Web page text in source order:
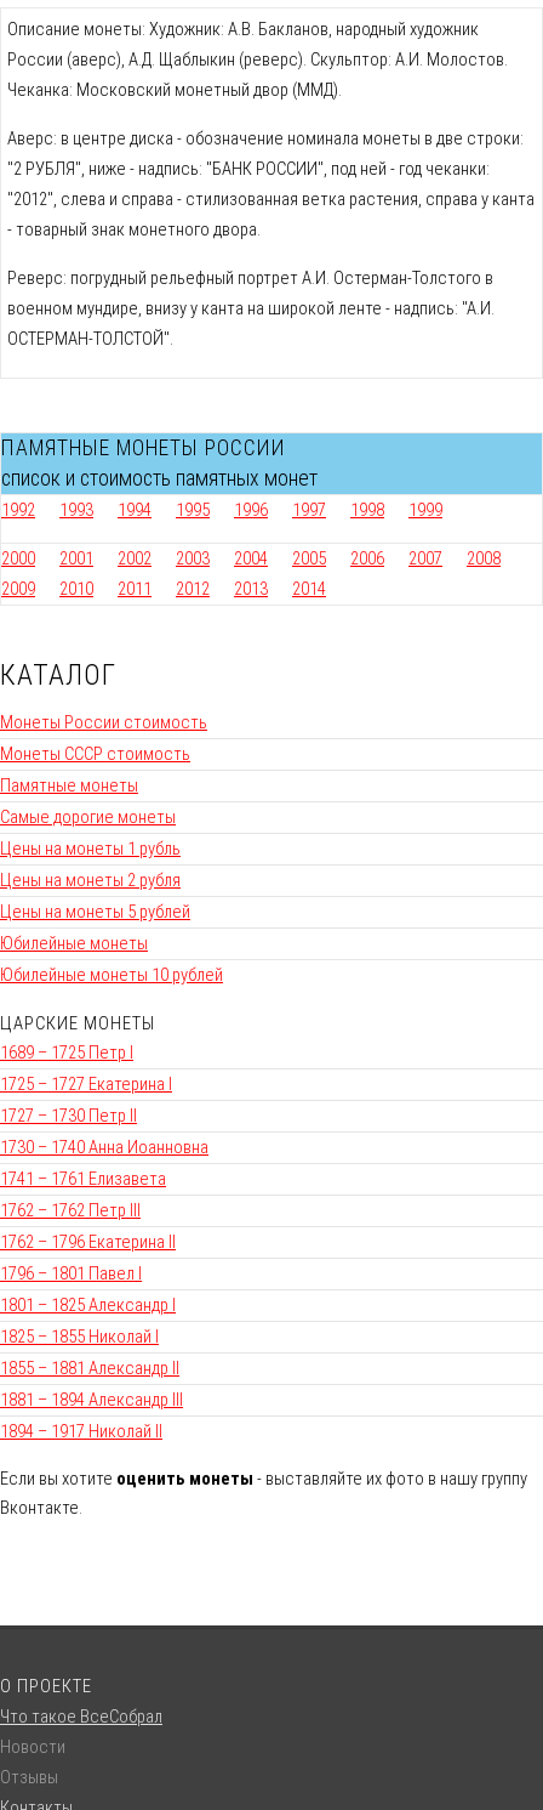
Описание монеты: Художник: A.В. Бакланов, народный художник
России (аверс), A.Д. Щаблыкин (реверс). Скульптор: А.И. Молостов.
Чеканка: Московский монетный двор (ММД).
Аверс: в центре диска - обозначение номинала монеты в две строки:
"2 РУБЛЯ", ниже - надпись: "БАНК РОССИИ", под ней - год чеканки:
"2012", слева и справа - стилизованная ветка растения, справа у канта
- товарный знак монетного двора.
Реверс: погрудный рельефный портрет А.И. Остерман-Толстого в
военном мундире, внизу у канта на широкой ленте - надпись: "А.И.
ОСТЕРМАН-ТОЛСТОЙ".
ПАМЯТНЫЕ МОНЕТЫ РОССИИ
список и стоимость памятных монет
1992 1993 1994 1995 1996 1997 1998 1999
2000 2001 2002 2003 2004 2005 2006 2007
2008
2009
2010 2011 2012 2013 2014
КАТАЛОГ
Монеты России стоимость
Монеты СССР стоимость
Памятные монеты
Самые дорогие монеты
Цены на монеты 1 рубль
Цены на монеты 2 рубля
Цены на монеты 5 рублей
Юбилейные монеты
Юбилейные монеты 10 рублей
ЦАРСКИЕ МОНЕТЫ
1689 – 1725 Петр I
1725 – 1727 Екатерина I
1727 – 1730 Петр II
1730 – 1740 Анна Иоанновна
1741 – 1761 Елизавета
1762 – 1762 Петр III
1762 – 1796 Екатерина II
1796 – 1801 Павел I
1801 – 1825 Александр I
1825 – 1855 Николай I
1855 – 1881 Александр II
1881 – 1894 Александр III
1894 – 1917 Николай II
Если вы хотите оценить монеты - выставляйте их фото в нашу группу
Вконтакте.
О ПРОЕКТЕ
Что такое ВсеСобрал
Новости
Отзывы